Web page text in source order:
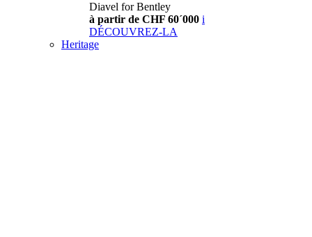
Diavel for Bentley
à partir de CHF 60´000 i
DÉCOUVREZ-LA
Heritage